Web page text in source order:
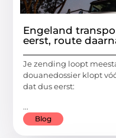
Engeland
eerst, route
Je zending loopt
douanedossier klopt
dat dus eerst:
...
Blog